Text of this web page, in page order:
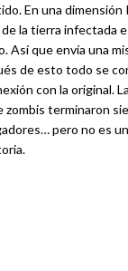
En una dimensión
la tierra infectada
Así que envía una
de esto todo se
con la original.
zombis terminaron
pero no es